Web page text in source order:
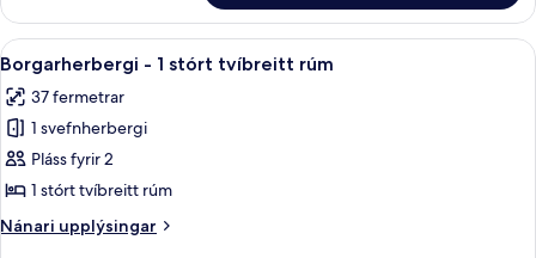
Queen
Studio
Skoða
allar
myndir
fyrir
Borgarherbergi
-
1
stórt
1 svefnherbergi, ofnæmisprófaður
5
Borgarherbergi - 1 stórt tvíbreitt rúm
37 fermetrar
1 svefnherbergi
Pláss fyrir 2
1 stórt tvíbreitt rúm
Nánari upplýsingar
Nánari